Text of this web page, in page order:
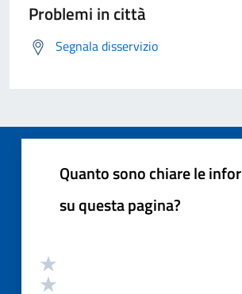
Problemi in città
Segnala disservizio
Quanto sono chiare le
su questa pagina?